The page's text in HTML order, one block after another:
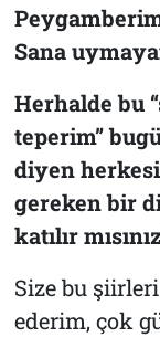
Sana
Herhalde bu
teperim”
diyen
gereken bir
katılır
Size bu
ederim, çok